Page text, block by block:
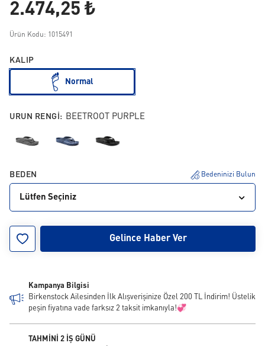
2.474,25 ₺
Ürün Kodu: 1015491
KALIP
Normal
URUN RENGI: BEETROOT PURPLE
BEDEN Bedeninizi Bulun
Lütfen Seçiniz
44 45 46
Gelince Haber Ver
Kampanya Bilgisi
Birkenstock Ailesinden İlk Alışverişinize Özel 200 TL İndirim! Üstelik
peşin fiyatına vade farksız 2 taksit imkanıyla!💞
TAHMİNİ 2 İŞ GÜNÜ